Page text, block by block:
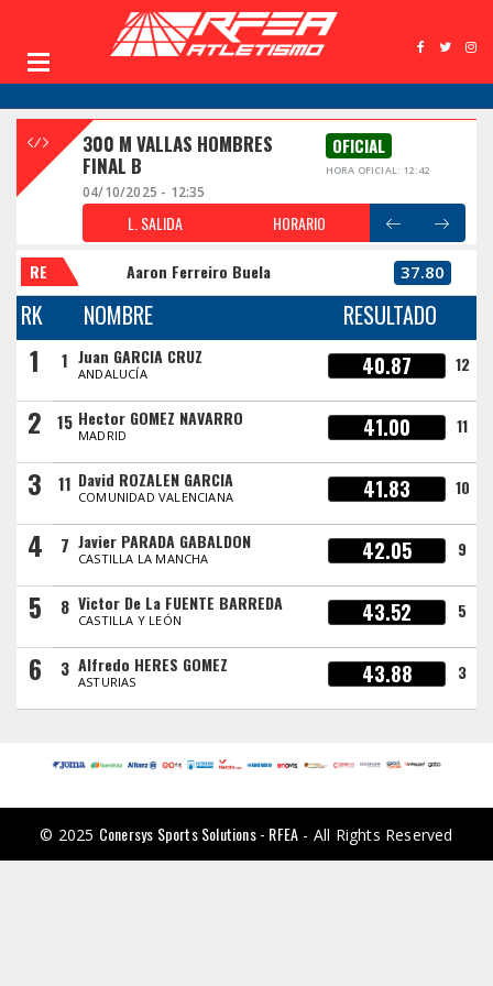
300 M VALLAS HOMBRES
FINAL B
OFICIAL
HORA OFICIAL: 12:42
04/10/2025 - 12:35
L. SALIDA HORARIO
RE Aaron Ferreiro Buela 37.80
RK NOMBRE RESULTADO
1 1 Juan GARCIA CRUZ
ANDALUCÍA 40.87 12
2 15 Hector GOMEZ NAVARRO
MADRID 41.00 11
3 11 David ROZALEN GARCIA
COMUNIDAD VALENCIANA 41.83 10
4 7 Javier PARADA GABALDON
CASTILLA LA MANCHA 42.05 9
5 8 Victor De La FUENTE BARREDA
CASTILLA Y LEÓN 43.52 5
6 3 Alfredo HERES GOMEZ
ASTURIAS 43.88 3
© 2025 Conersys Sports Solutions - RFEA - All Rights Reserved